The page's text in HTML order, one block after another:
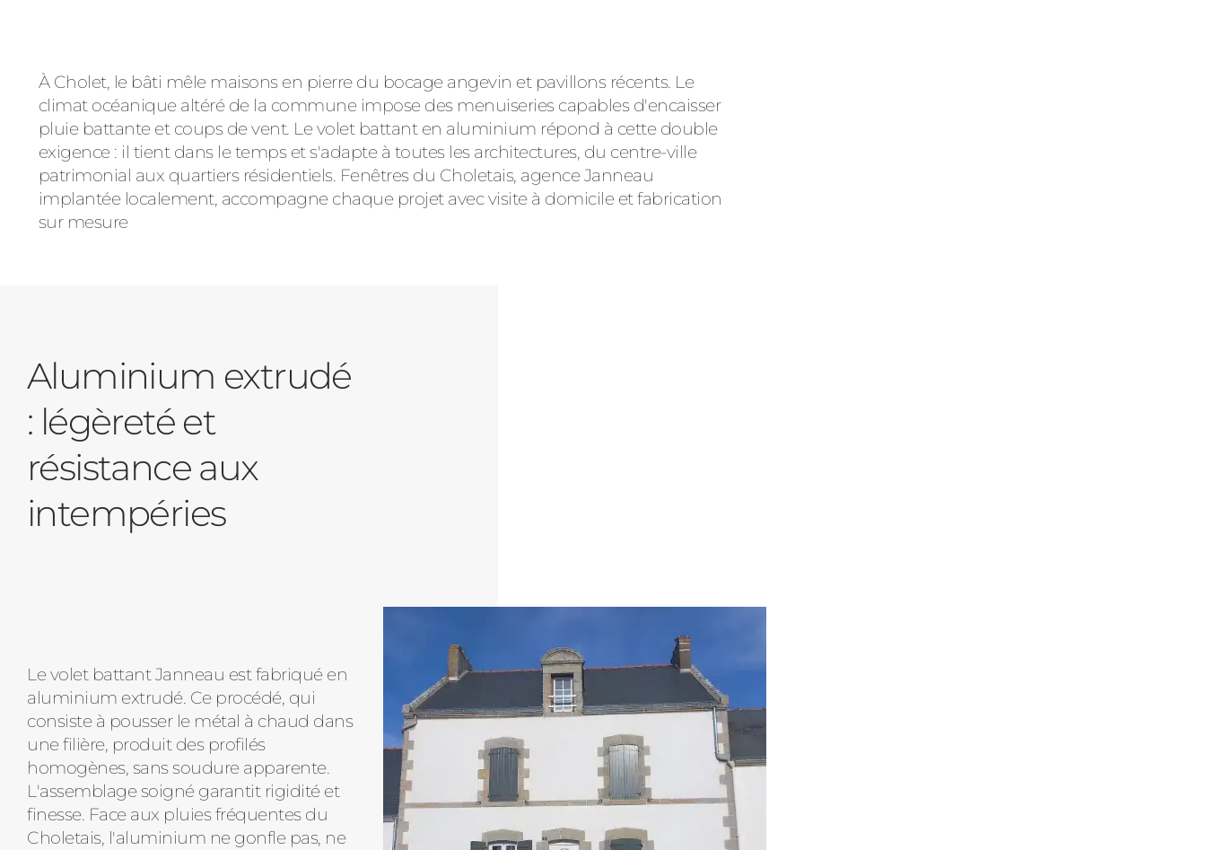
À Cholet, le bâti mêle maisons en pierre du bocage angevin et pavillons récents. Le
climat océanique altéré de la commune impose des menuiseries capables d'encaisser
pluie battante et coups de vent. Le volet battant en aluminium répond à cette double
exigence : il tient dans le temps et s'adapte à toutes les architectures, du centre-ville
patrimonial aux quartiers résidentiels. Fenêtres du Choletais, agence Janneau
implantée localement, accompagne chaque projet avec visite à domicile et fabrication
sur mesure
Aluminium extrudé
: légèreté et
résistance aux
intempéries
Le volet battant Janneau est fabriqué en
aluminium extrudé. Ce procédé, qui
consiste à pousser le métal à chaud dans
une filière, produit des profilés
homogènes, sans soudure apparente.
L'assemblage soigné garantit rigidité et
finesse. Face aux pluies fréquentes du
Choletais, l'aluminium ne gonfle pas, ne